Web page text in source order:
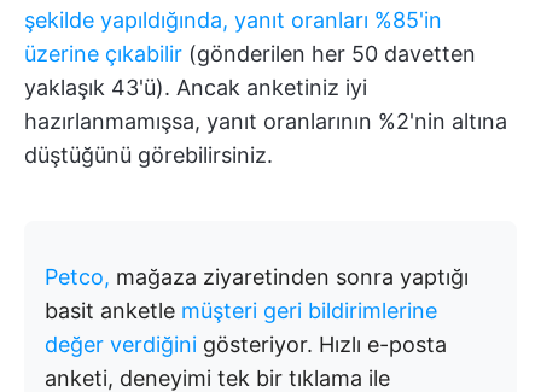
şekilde yapıldığında, yanıt oranları %85'in
üzerine çıkabilir (gönderilen her 50 davetten
yaklaşık 43'ü). Ancak anketiniz iyi
hazırlanmamışsa, yanıt oranlarının %2'nin altına
düştüğünü görebilirsiniz.
Petco, mağaza ziyaretinden sonra yaptığı
basit anketle müşteri geri bildirimlerine
değer verdiğini gösteriyor. Hızlı e-posta
anketi, deneyimi tek bir tıklama ile